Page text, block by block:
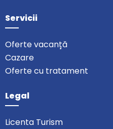
Servicii
Oferte vacanță
Cazare
Oferte cu tratament
Legal
Licenta Turism